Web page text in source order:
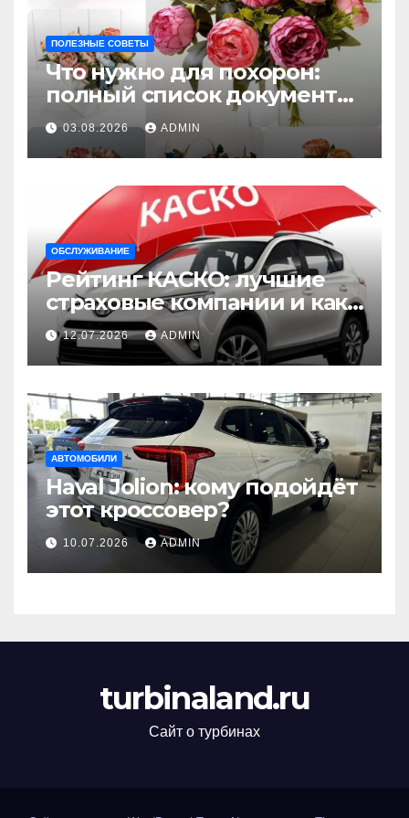
ПОЛЕЗНЫЕ СОВЕТЫ
Что нужно для похорон:
полный список документов
и шагов
03.08.2026 ADMIN
ОБСЛУЖИВАНИЕ
Рейтинг КАСКО: лучшие
страховые компании и как
выбрать оптимальную
страховку
12.07.2026 ADMIN
АВТОМОБИЛИ
Haval Jolion: кому подойдёт
этот кроссовер?
10.07.2026 ADMIN
turbinaland.ru
Сайт о турбинах